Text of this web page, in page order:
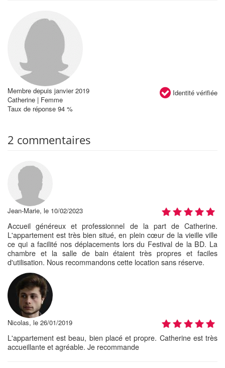
Identité vérifiée
Membre depuis janvier 2019
Catherine | Femme
Taux de réponse 94 %
2 commentaires
Jean-Marie, le 10/02/2023
Accueil généreux et professionnel de la part de Catherine.
L'appartement est très bien situé, en plein cœur de la vieille ville
ce qui a facilité nos déplacements lors du Festival de la BD. La
chambre et la salle de bain étaient très propres et faciles
d'utilisation. Nous recommandons cette location sans réserve.
Nicolas, le 26/01/2019
L'appartement est beau, bien placé et propre. Catherine est très
accueillante et agréable. Je recommande